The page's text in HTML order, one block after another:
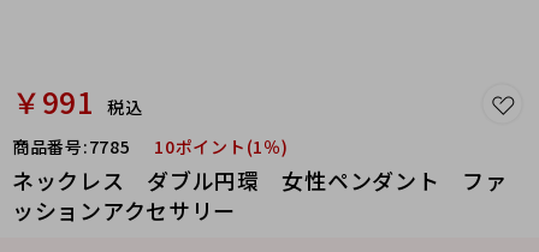
￥991
税込
商品番号:7785 10ポイント(1％)
ネックレス ダブル円環 女性ペンダント ファ
ッションアクセサリー